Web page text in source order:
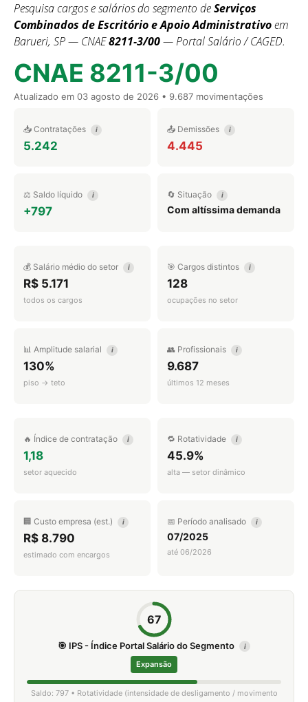
Pesquisa cargos e salários do segmento deServiços
Combinados de Escritório e Apoio Administrativoem
Barueri, SP — CNAE8211-3/00— Portal Salário / CAGED.
CNAE 8211-3/00
Atualizado em 03 agosto de 2026 • 9.687 movimentações
📥 Contratações i
5.242
📤 Demissões i
4.445
⚖️ Saldo líquido i
+797
🔄 Situação i
Com altíssima demanda
💰 Salário médio do setor i
R$ 5.171
todos os cargos
🎯 Cargos distintos i
128
ocupações no setor
📊 Amplitude salarial i
130%
piso → teto
👥 Profissionais i
9.687
últimos 12 meses
🔥 Índice de contratação i
1,18
setor aquecido
🔁 Rotatividade i
45.9%
alta — setor dinâmico
🏢 Custo empresa (est.) i
R$ 8.790
estimado com encargos
📅 Período analisado i
07/2025
até 06/2026
67
🎯 IPS - Índice Portal Salário do Segmento i
Expansão
Saldo: 797 • Rotatividade (intensidade de desligamento / movimento